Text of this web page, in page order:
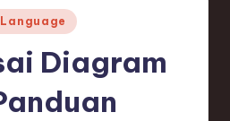
Diagram